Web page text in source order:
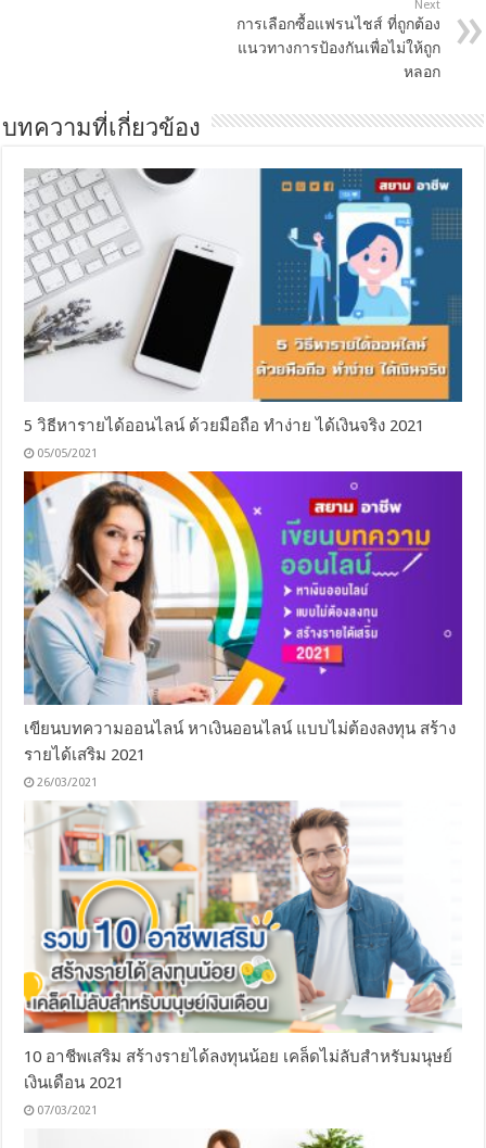
Next
การเลือกซื้อแฟรนไชส์ ที่ถูกต้อง
แนวทางการป้องกันเพื่อไม่ให้ถูก
หลอก
บทความที่เกี่ยวข้อง
5 วิธีหารายได้ออนไลน์ ด้วยมือถือ ทำง่าย ได้เงินจริง 2021
05/05/2021
เขียนบทความออนไลน์ หาเงินออนไลน์ แบบไม่ต้องลงทุน สร้าง
รายได้เสริม 2021
26/03/2021
10 อาชีพเสริม สร้างรายได้ลงทุนน้อย เคล็ดไม่ลับสำหรับมนุษย์
เงินเดือน 2021
07/03/2021